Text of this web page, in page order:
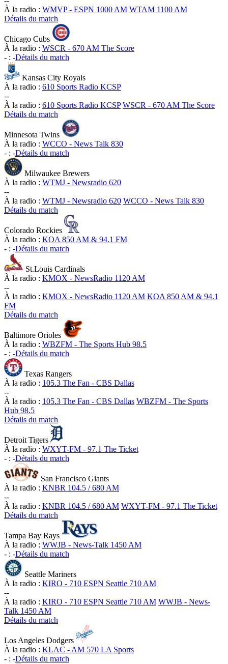
À la radio : WMVP - ESPN 1000 AM WTAM 1100 AM
Détails du match
Chicago Cubs
À la radio : WSCR - 670 AM The Score
- : -Détails du match
Kansas City Royals
À la radio : 610 Sports Radio KCSP
--
À la radio : 610 Sports Radio KCSP WSCR - 670 AM The Score
Détails du match
Minnesota Twins
À la radio : WCCO - News Talk 830
- : -Détails du match
Milwaukee Brewers
À la radio : WTMJ - Newsradio 620
--
À la radio : WTMJ - Newsradio 620 WCCO - News Talk 830
Détails du match
Colorado Rockies
À la radio : KOA 850 AM & 94.1 FM
- : -Détails du match
St.Louis Cardinals
À la radio : KMOX - NewsRadio 1120 AM
--
À la radio : KMOX - NewsRadio 1120 AM KOA 850 AM & 94.1
FM
Détails du match
Baltimore Orioles
À la radio : WBZFM - The Sports Hub 98.5
- : -Détails du match
Texas Rangers
À la radio : 105.3 The Fan - CBS Dallas
--
À la radio : 105.3 The Fan - CBS Dallas WBZFM - The Sports
Hub 98.5
Détails du match
Detroit Tigers
À la radio : WXYT-FM - 97.1 The Ticket
- : -Détails du match
San Francisco Giants
À la radio : KNBR 104.5 / 680 AM
--
À la radio : KNBR 104.5 / 680 AM WXYT-FM - 97.1 The Ticket
Détails du match
Tampa Bay Rays
À la radio : WWJB - News-Talk 1450 AM
- : -Détails du match
Seattle Mariners
À la radio : KIRO - 710 ESPN Seattle 710 AM
--
À la radio : KIRO - 710 ESPN Seattle 710 AM WWJB - News-
Talk 1450 AM
Détails du match
Los Angeles Dodgers
À la radio : KLAC - AM 570 LA Sports
- : -Détails du match